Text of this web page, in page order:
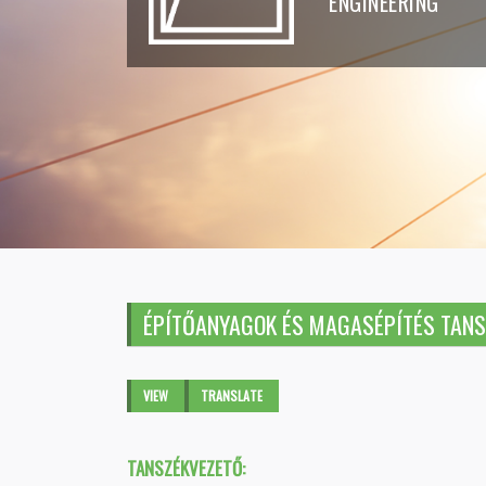
ÉPÍTŐANYAGOK ÉS MAGASÉPÍTÉS
Primary tabs
VIEW (ACTIVETRANSLATE
TANSZÉKVEZETŐ: